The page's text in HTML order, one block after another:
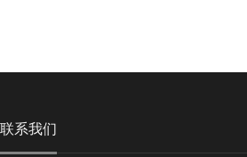
联系我们